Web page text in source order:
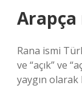
Arapça
Rana ismi
ve “açık” ve
yaygın